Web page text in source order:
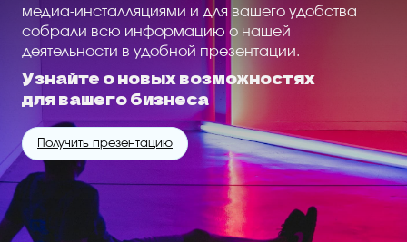
медиа-инсталляциями и для вашего удобства
собрали всю информацию о нашей
деятельности в удобной презентации.
Узнайте о новых возможностях
для вашего бизнеса
Получить презентацию